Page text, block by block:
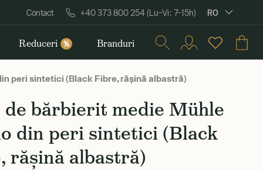
Contact +40 373 800 254 (Lu–Vi: 7–15h) RO
Reduceri % Branduri
peri sintetici (Black Fibre, rășină albastră)
bărbierit medie Mühle
din peri sintetici (Black
rășină albastră)